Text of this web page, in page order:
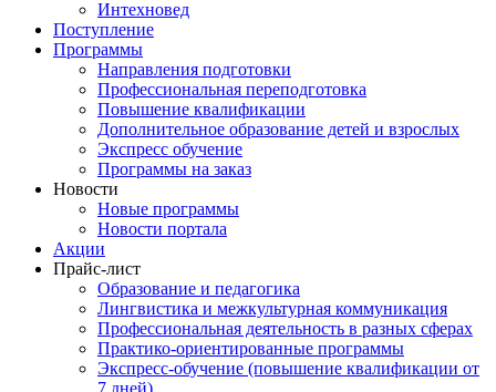
Интехновед
Поступление
Программы
Направления подготовки
Профессиональная переподготовка
Повышение квалификации
Дополнительное образование детей и взрослых
Экспресс обучение
Программы на заказ
Новости
Новые программы
Новости портала
Акции
Прайс-лист
Образование и педагогика
Лингвистика и межкультурная коммуникация
Профессиональная деятельность в разных сферах
Практико-ориентированные программы
Экспресс-обучение (повышение квалификации от
7 дней)